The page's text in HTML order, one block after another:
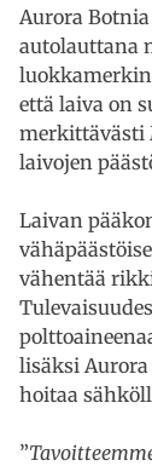
Aurora
autolauttana
että laiva on
merkittävästi
laivojen
Laivan
vähentää
lisäksi
hoitaa
”